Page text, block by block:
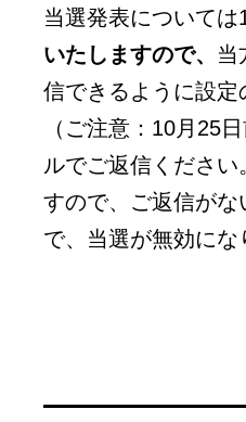
当選発表については
いたしますので、 当
信できるように設定
（ご注意：10月25
ルでご返信くださ
すので、ご返信が
で、当選が無効にな